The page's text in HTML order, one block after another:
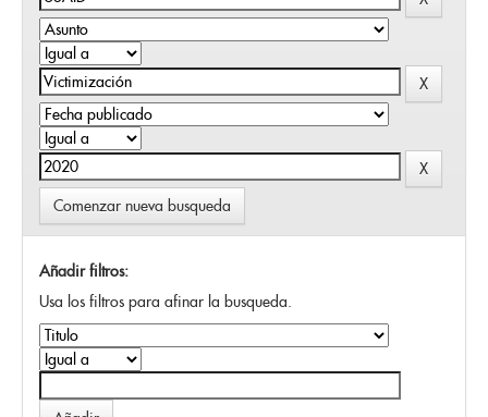
Comenzar nueva busqueda
Añadir filtros:
Usa los filtros para afinar la busqueda.